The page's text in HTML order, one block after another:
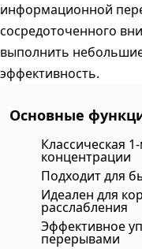
информационной
сосредоточенного
выполнить
эффективность.
Основные
Классическая
концентрации
Подходит для
Идеален для
расслабления
Эффективное
перерывами